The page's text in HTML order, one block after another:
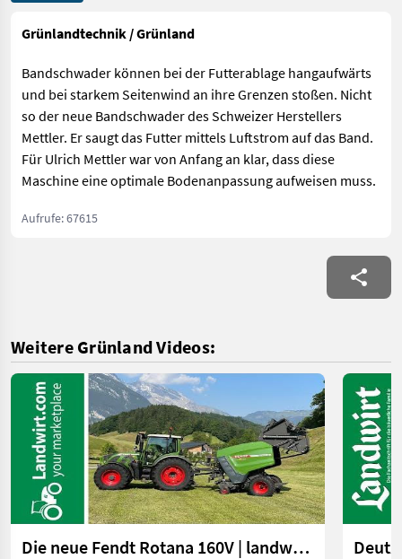
Grünlandtechnik / Grünland
Bandschwader können bei der Futterablage hangaufwärts
und bei starkem Seitenwind an ihre Grenzen stoßen. Nicht
so der neue Bandschwader des Schweizer Herstellers
Mettler. Er saugt das Futter mittels Luftstrom auf das Band.
Für Ulrich Mettler war von Anfang an klar, dass diese
Maschine eine optimale Bodenanpassung aufweisen muss.
Aufrufe: 67615
Weitere Grünland Videos:
Die neue Fendt Rotana 160V | landwirt.com